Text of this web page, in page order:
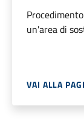
un'area di
VAI ALLA